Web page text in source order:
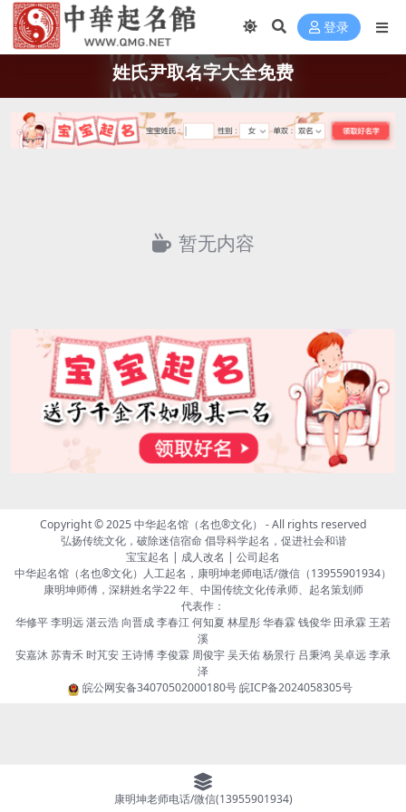
登录
姓氏尹取名字大全免费
暂无内容
Copyright © 2025中华起名馆（名也®文化） - All rights reserved
弘扬传统文化，破除迷信宿命 倡导科学起名，促进社会和谐
宝宝起名 | 成人改名 | 公司起名
中华起名馆（名也®文化）人工起名，康明坤老师电话/微信（13955901934）
康明坤师傅，深耕姓名学22 年、中国传统文化传承师、起名策划师
代表作：
华修平 李明远 湛云浩 向晋成 李春江 何知夏 林星彤 华春霖 钱俊华 田承霖 王若
溪
安嘉沐 苏青禾 时芃安 王诗博 李俊霖 周俊宇 吴天佑 杨景行 吕秉鸿 吴卓远 李承
泽
皖公网安备34070502000180号皖ICP备2024058305号
康明坤老师电话/微信(13955901934)